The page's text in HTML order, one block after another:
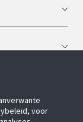
voor